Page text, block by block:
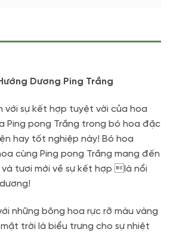
Dương Ping Trắng
với sự kết hợp tuyệt vời của hoa
Ping pong Trắng trong bó hoa đặc
hay tốt nghiệp này! Bó hoa
cùng Ping pong Trắng mang đến
và tươi mới về sự kết hợp là nổi
những bông hoa rực rỡ màu vàng
trời là biểu trưng cho sự nhiệt